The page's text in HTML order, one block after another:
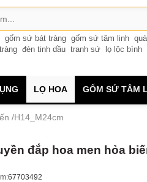
gốm sứ bát tràng gốm sứ tâm linh
đèn tinh dầu tranh sứ lọ lộc bình
LỌ HOA GỐM SỨ TÂM
/H14_M24cm
đắp hoa men hỏa
67703492